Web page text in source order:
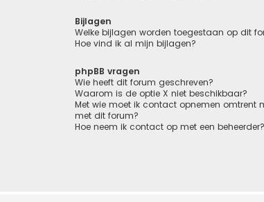
Bijlagen
Welke bijlagen worden toegestaan op dit
Hoe vind ik al mijn bijlagen?
phpBB vragen
Wie heeft dit forum geschreven?
Waarom is de optie X niet beschikbaar?
Met wie moet ik contact opnemen omtrent
met dit forum?
Hoe neem ik contact op met een beheerder?